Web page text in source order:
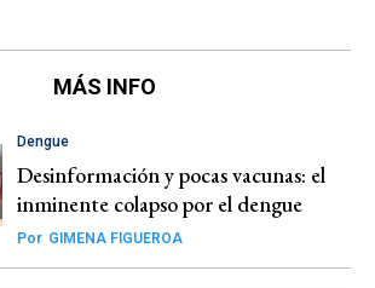
MÁS INFO
Dengue
Desinformación y pocas vacunas: el
inminente colapso por el dengue
Por GIMENA FIGUEROA